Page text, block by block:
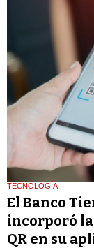
TECNOLOGÍA
El Banco
incorporó
QR en su